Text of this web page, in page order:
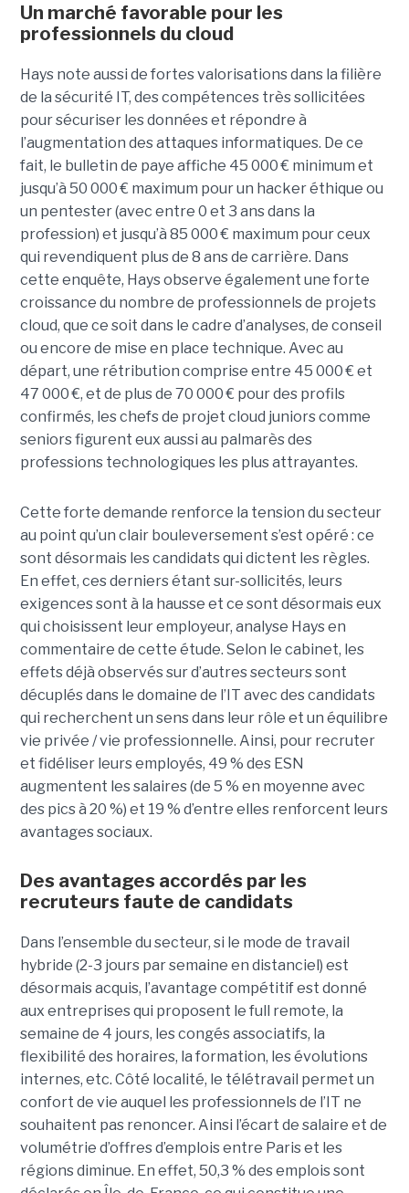
Un marché favorable pour les
professionnels du cloud
Hays note aussi de fortes valorisations dans la filière
de la sécurité IT, des compétences très sollicitées
pour sécuriser les données et répondre à
l’augmentation des attaques informatiques. De ce
fait, le bulletin de paye affiche 45 000 € minimum et
jusqu’à 50 000 € maximum pour un hacker éthique ou
un pentester (avec entre 0 et 3 ans dans la
profession) et jusqu’à 85 000 € maximum pour ceux
qui revendiquent plus de 8 ans de carrière. Dans
cette enquête, Hays observe également une forte
croissance du nombre de professionnels de projets
cloud, que ce soit dans le cadre d’analyses, de conseil
ou encore de mise en place technique. Avec au
départ, une rétribution comprise entre 45 000 € et
47 000 €, et de plus de 70 000 € pour des profils
confirmés, les chefs de projet cloud juniors comme
seniors figurent eux aussi au palmarès des
professions technologiques les plus attrayantes.
Cette forte demande renforce la tension du secteur
au point qu’un clair bouleversement s’est opéré : ce
sont désormais les candidats qui dictent les règles.
En effet, ces derniers étant sur-sollicités, leurs
exigences sont à la hausse et ce sont désormais eux
qui choisissent leur employeur, analyse Hays en
commentaire de cette étude. Selon le cabinet, les
effets déjà observés sur d’autres secteurs sont
décuplés dans le domaine de l’IT avec des candidats
qui recherchent un sens dans leur rôle et un équilibre
vie privée / vie professionnelle. Ainsi, pour recruter
et fidéliser leurs employés, 49 % des ESN
augmentent les salaires (de 5 % en moyenne avec
des pics à 20 %) et 19 % d’entre elles renforcent leurs
avantages sociaux.
Des avantages accordés par les
recruteurs faute de candidats
Dans l’ensemble du secteur, si le mode de travail
hybride (2-3 jours par semaine en distanciel) est
désormais acquis, l’avantage compétitif est donné
aux entreprises qui proposent le full remote, la
semaine de 4 jours, les congés associatifs, la
flexibilité des horaires, la formation, les évolutions
internes, etc. Côté localité, le télétravail permet un
confort de vie auquel les professionnels de l’IT ne
souhaitent pas renoncer. Ainsi l’écart de salaire et de
volumétrie d’offres d’emplois entre Paris et les
régions diminue. En effet, 50,3 % des emplois sont